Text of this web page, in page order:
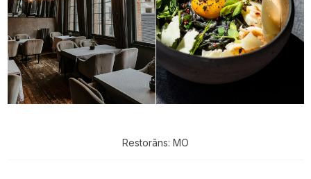
Restorāns: MO